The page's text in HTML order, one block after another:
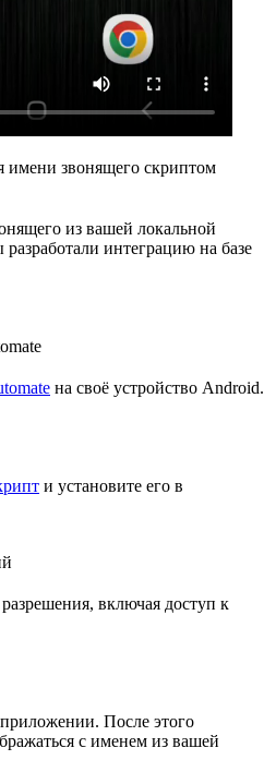
имени звонящего скриптом
из вашей локальной
интеграцию на базе
на своё устройство Android.
и установите его в
включая доступ к
После этого
с именем из вашей